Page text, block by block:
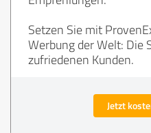
Setzen Sie mit
Werbung der Welt: Die
zufriedenen Kunden.
Jetzt